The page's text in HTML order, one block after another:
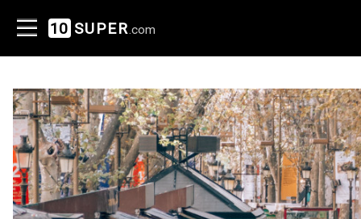
10 SUPER .com